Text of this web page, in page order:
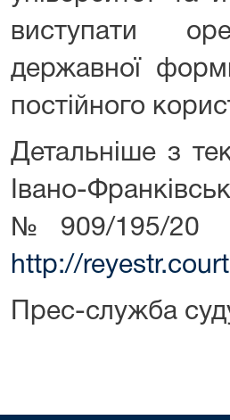
виступати
державної
постійного
Детальніше з
Івано-
№909/195/20
http://
Прес-служба